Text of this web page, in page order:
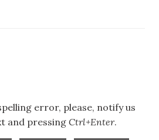
error, please, notify us
and pressing Ctrl+Enter.